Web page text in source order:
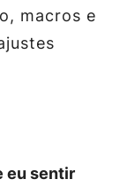
macros e
eu sentir